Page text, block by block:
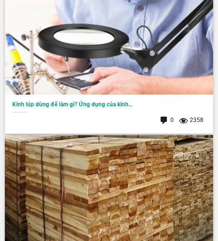
Kính lúp dùng để làm gì? Ứng dụng của kính…
0 2358